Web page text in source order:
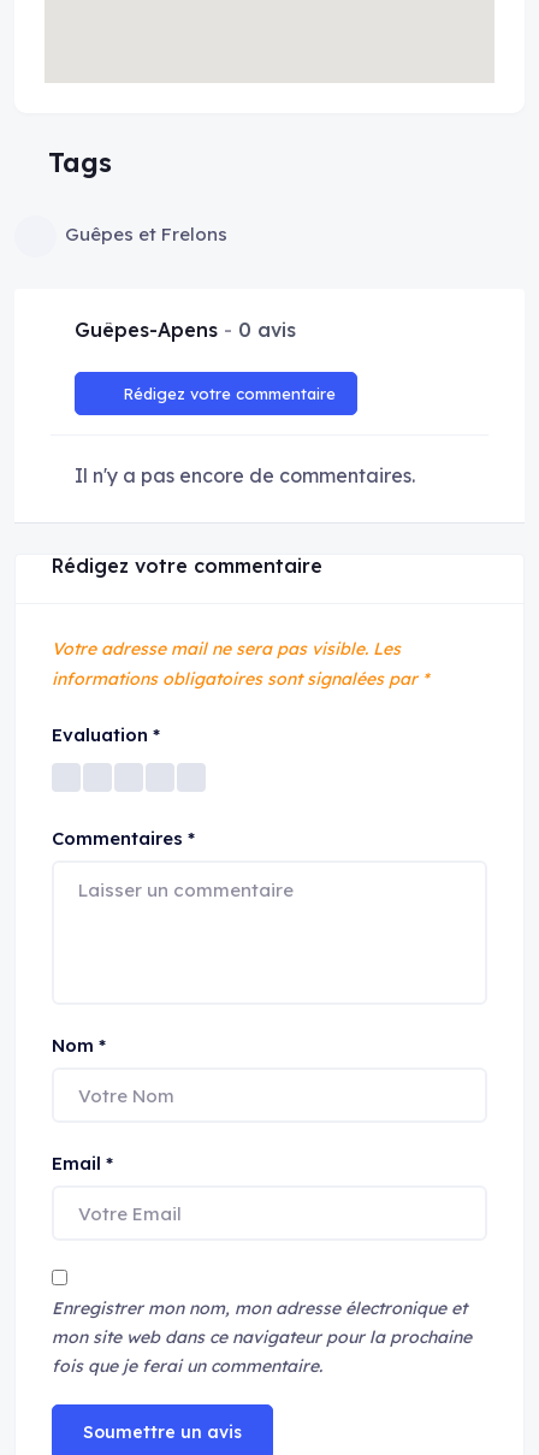
Tags
Guêpes et Frelons
Guêpes-Apens 0 avis
Rédigez votre commentaire
Il n'y a pas encore de commentaires.
Rédigez votre commentaire
Votre adresse mail ne sera pas visible. Les
informations obligatoires sont signalées par *
Evaluation *
Commentaires *
Nom *
Email *
Enregistrer mon nom, mon adresse électronique et
mon site web dans ce navigateur pour la prochaine
fois que je ferai un commentaire.
Soumettre un avis